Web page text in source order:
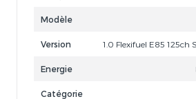
Modèle
Version 1.0 Flexifuel E85 125ch
Energie
Catégorie